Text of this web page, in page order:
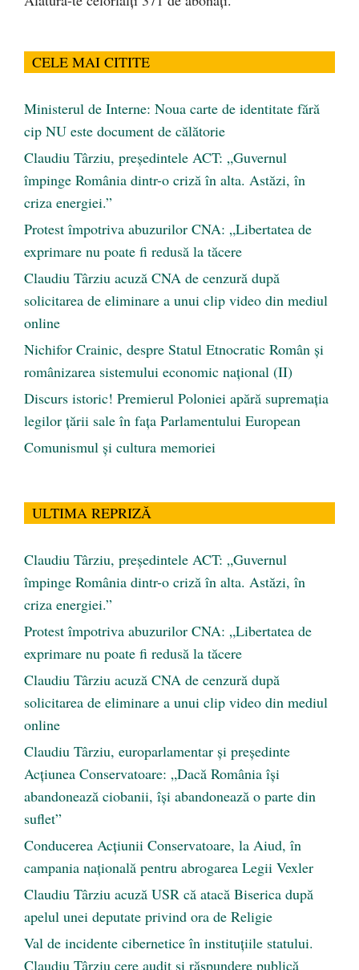
CELE MAI CITITE
Ministerul de Interne: Noua carte de identitate fără
cip NU este document de călătorie
Claudiu Târziu, președintele ACT: „Guvernul
împinge România dintr-o criză în alta. Astăzi, în
criza energiei.”
Protest împotriva abuzurilor CNA: „Libertatea de
exprimare nu poate fi redusă la tăcere
Claudiu Târziu acuză CNA de cenzură după
solicitarea de eliminare a unui clip video din mediul
online
Nichifor Crainic, despre Statul Etnocratic Român şi
românizarea sistemului economic naţional (II)
Discurs istoric! Premierul Poloniei apără supremația
legilor țării sale în fața Parlamentului European
Comunismul şi cultura memoriei
ULTIMA REPRIZĂ
Claudiu Târziu, președintele ACT: „Guvernul
împinge România dintr-o criză în alta. Astăzi, în
criza energiei.”
Protest împotriva abuzurilor CNA: „Libertatea de
exprimare nu poate fi redusă la tăcere
Claudiu Târziu acuză CNA de cenzură după
solicitarea de eliminare a unui clip video din mediul
online
Claudiu Târziu, europarlamentar și președinte
Acțiunea Conservatoare: „Dacă România își
abandonează ciobanii, își abandonează o parte din
suflet”
Conducerea Acțiunii Conservatoare, la Aiud, în
campania națională pentru abrogarea Legii Vexler
Claudiu Târziu acuză USR că atacă Biserica după
apelul unei deputate privind ora de Religie
Val de incidente cibernetice în instituțiile statului.
Claudiu Târziu cere audit și răspundere publică